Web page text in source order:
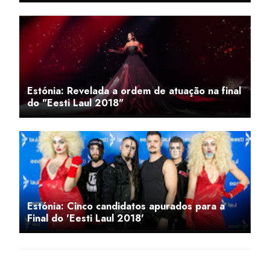
Estónia: Revelada a ordem de atuação na final
do "Eesti Laul 2018"
Estónia: Cinco candidatos apurados para a
Final do 'Eesti Laul 2018'